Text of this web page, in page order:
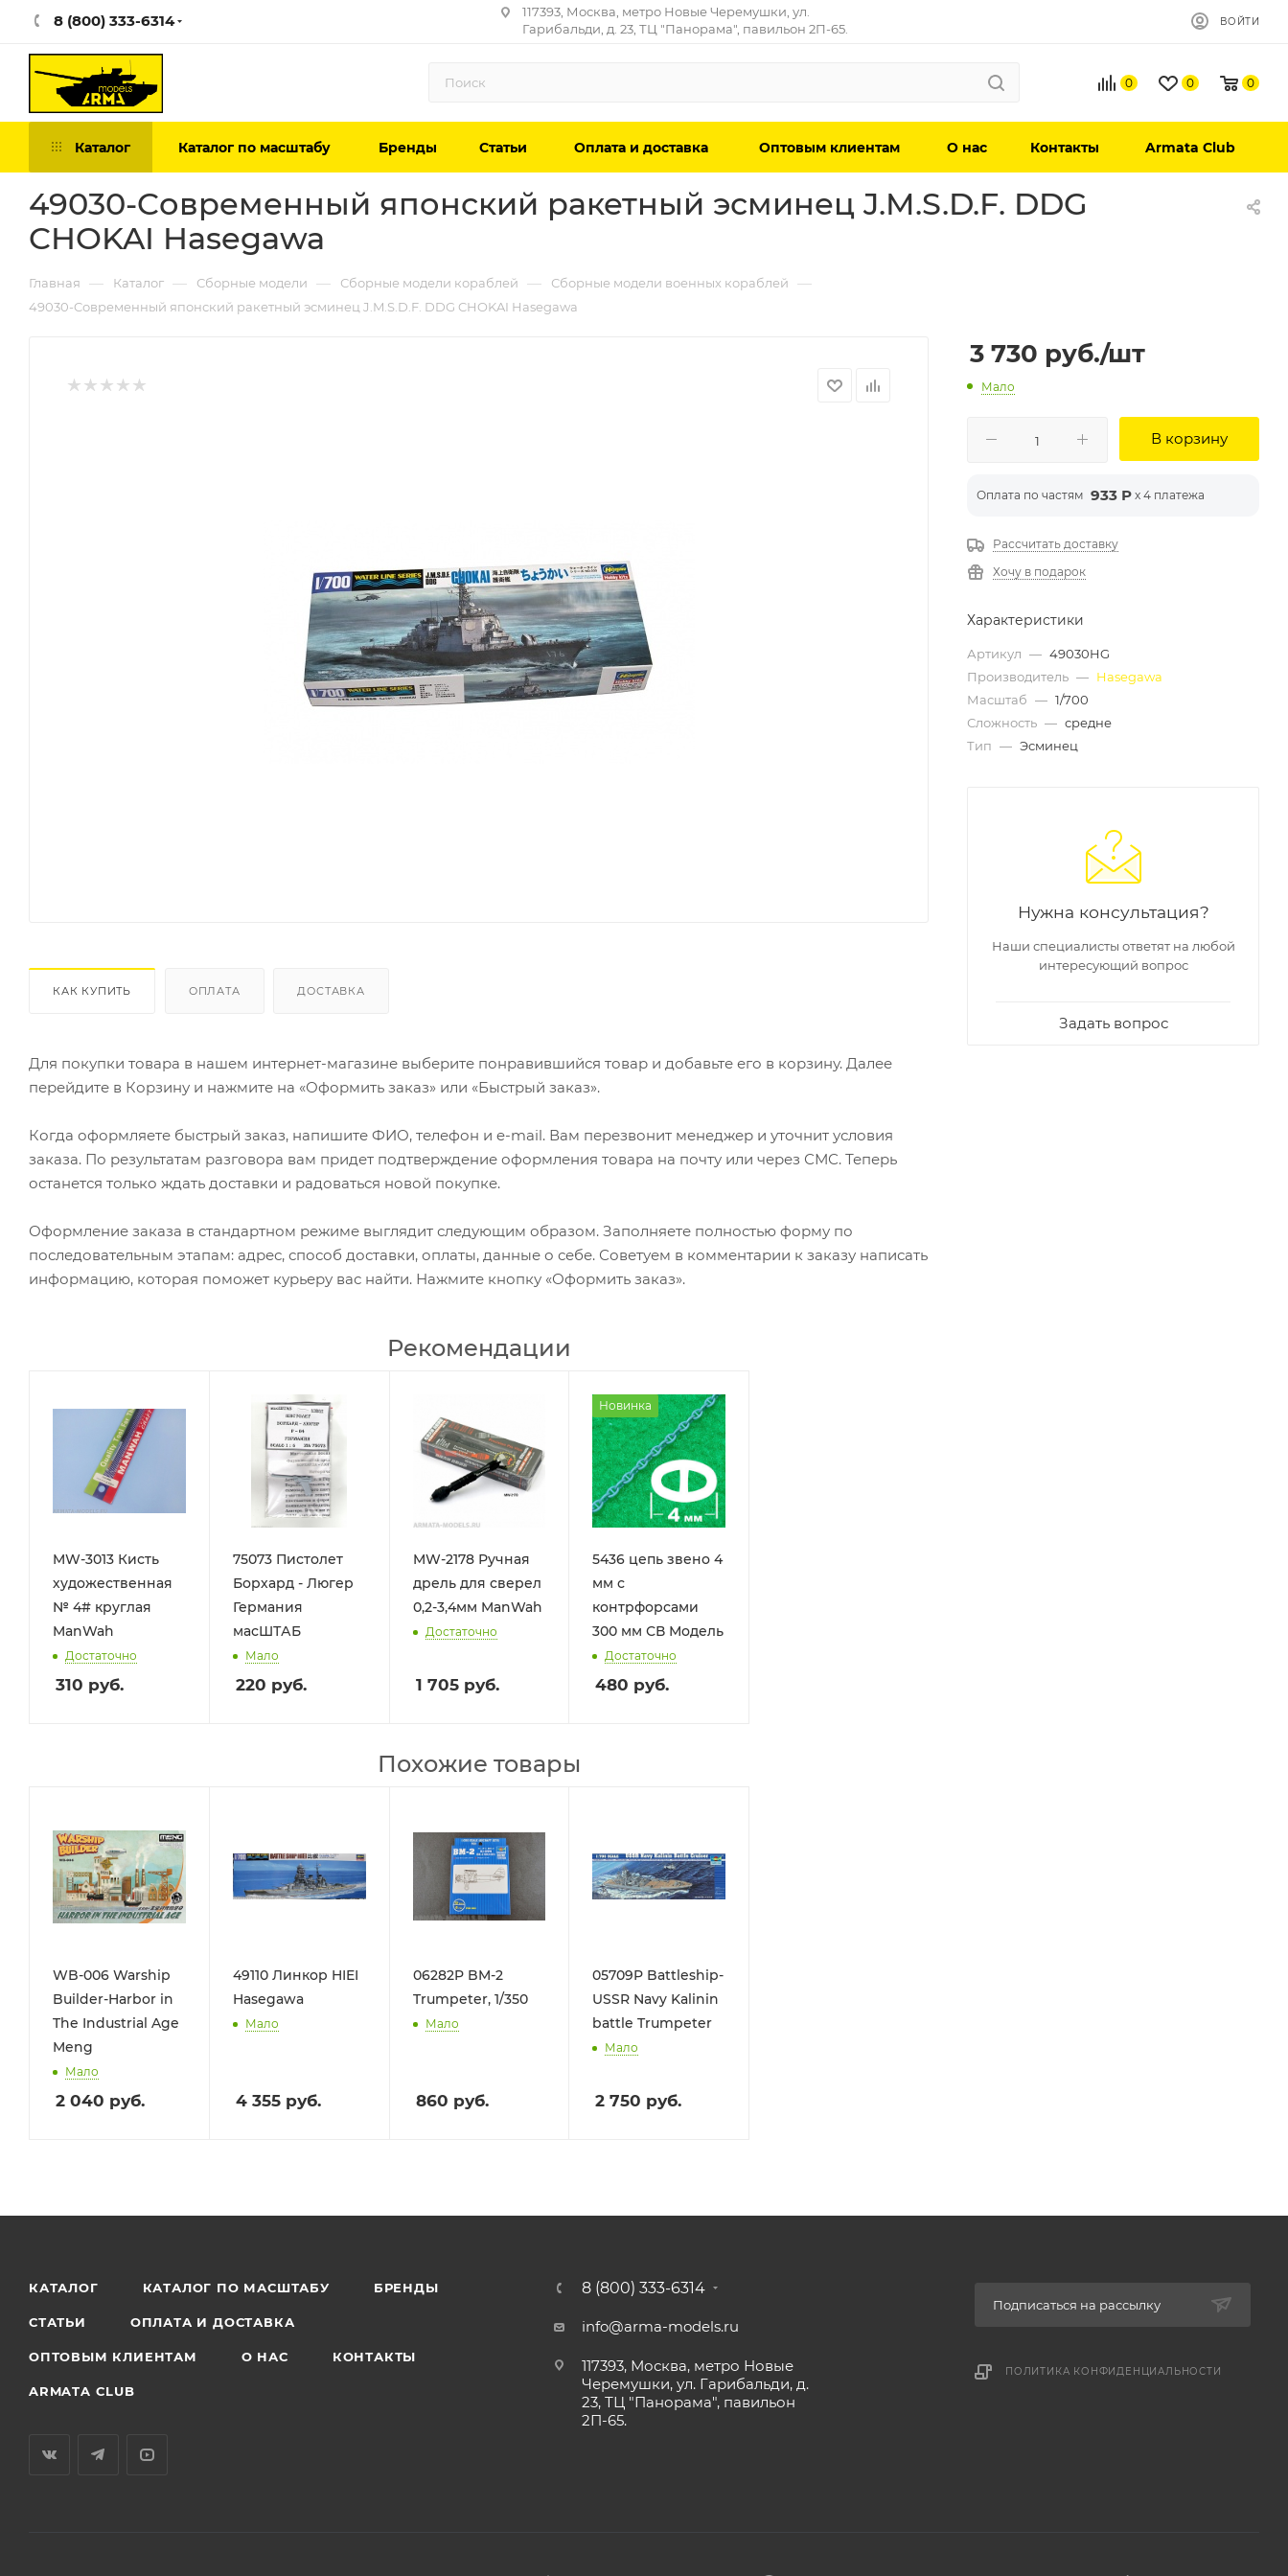
8 (800) 333-6314
117393, Москва, метро Новые Черемушки, ул.
Гарибальди, д. 23, ТЦ "Панорама", павильон 2П-65.
ВОЙТИ
0 0 0
Каталог Каталог по масштабу Бренды Статьи Оплата и доставка Оптовым клиентам О нас Контакты Armata Club
49030-Cовременный японский ракетный эсминец J.M.S.D.F. DDG
CHOKAI Hasegawa
Главная — Каталог — Сборные модели — Сборные модели кораблей — Сборные модели военных кораблей —
49030-Cовременный японский ракетный эсминец J.M.S.D.F. DDG CHOKAI Hasegawa
КАК КУПИТЬ ОПЛАТА ДОСТАВКА
Для покупки товара в нашем интернет-магазине выберите понравившийся товар и добавьте его в корзину. Далее
перейдите в Корзину и нажмите на «Оформить заказ» или «Быстрый заказ».
Когда оформляете быстрый заказ, напишите ФИО, телефон и e-mail. Вам перезвонит менеджер и уточнит условия
заказа. По результатам разговора вам придет подтверждение оформления товара на почту или через СМС. Теперь
останется только ждать доставки и радоваться новой покупке.
Оформление заказа в стандартном режиме выглядит следующим образом. Заполняете полностью форму по
последовательным этапам: адрес, способ доставки, оплаты, данные о себе. Советуем в комментарии к заказу написать
информацию, которая поможет курьеру вас найти. Нажмите кнопку «Оформить заказ».
Рекомендации
MW-3013 Кисть
художественная
№ 4# круглая
ManWah
Достаточно
310 руб.
75073 Пистолет
Борхард - Люгер
Германия
масШТАБ
Мало
220 руб.
MW-2178 Ручная
дрель для сверел
0,2-3,4мм ManWah
Достаточно
1 705руб.
Новинка
5436 цепь звено 4
мм с
контрфорсами
300 мм СВ Модель
Достаточно
480 руб.
Похожие товары
WB-006 Warship
Builder-Harbor in
The Industrial Age
Meng
Мало
2 040 руб.
49110 Линкор HIEI
Hasegawa
Мало
4 355руб.
06282P BM-2
Trumpeter, 1/350
Мало
860 руб.
05709P Battleship-
USSR Navy Kalinin
battle Trumpeter
Мало
2 750 руб.
3 730 руб./шт
Мало
В корзину
Оплата по частям 933 Р x 4 платежа
Рассчитать доставку
Хочу в подарок
Характеристики
Артикул — 49030HG
Производитель — Hasegawa
Масштаб — 1/700
Сложность — средне
Тип — Эсминец
Нужна консультация?
Наши специалисты ответят на любой
интересующий вопрос
Задать вопрос
КАТАЛОГ КАТАЛОГ ПО МАСШТАБУ БРЕНДЫ
СТАТЬИ ОПЛАТА И ДОСТАВКА
ОПТОВЫМ КЛИЕНТАМ О НАС КОНТАКТЫ
ARMATA CLUB
8 (800) 333-6314
info@arma-models.ru
117393, Москва, метро Новые
Черемушки, ул. Гарибальди, д.
23, ТЦ "Панорама", павильон
2П-65.
Подписаться на рассылку
ПОЛИТИКА КОНФИДЕНЦИАЛЬНОСТИ